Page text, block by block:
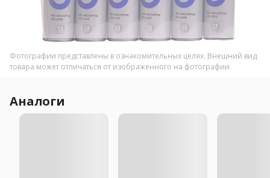
Фотографии представлены в ознакомительных целях. Внешний вид
товара может отличаться от изображенного на фотографии
Аналоги